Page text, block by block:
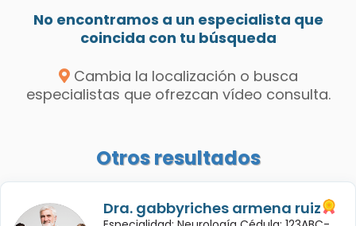
No encontramos a un especialista que
coincida con tu búsqueda
Cambia la localización o busca
especialistas que ofrezcan vídeo consulta.
Otros resultados
Dra. gabbyriches armena ruiz